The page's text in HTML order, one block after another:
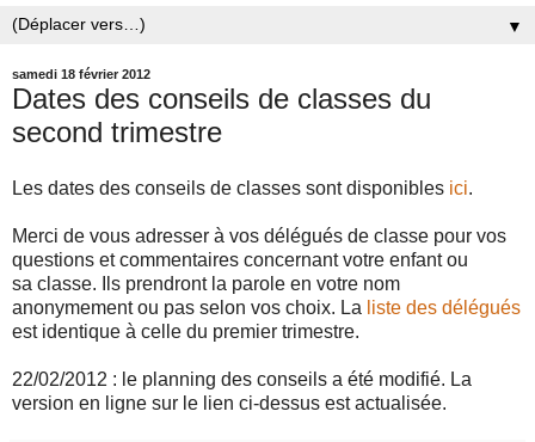
▼
samedi 18 février 2012
Dates des conseils de classes du
second trimestre
Les dates des conseils de classes sont disponibles ici.
Merci de vous adresser à vos délégués de classe pour vos
questions et commentaires concernant votre enfant ou
sa classe. Ils prendront la parole en votre nom
anonymement ou pas selon vos choix. La liste des délégués
est identique à celle du premier trimestre.
22/02/2012 : le planning des conseils a été modifié. La
version en ligne sur le lien ci-dessus est actualisée.